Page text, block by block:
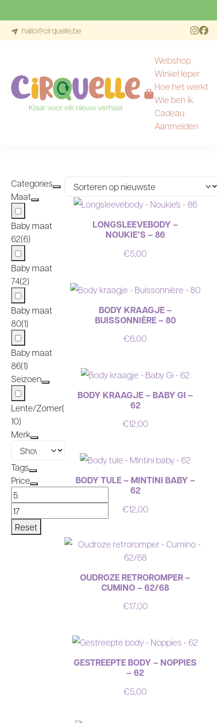
Ga naar de inhoud
hallo@cirquelle.be
Webshop
Winkel Ieper
Hoe het werkt
Wie ben ik
Cadeau
Aanmelden
BODY'S
Categories
Maat
Baby maat
62(6)
Baby maat
74(2)
Baby maat
80(1)
Baby maat
86(1)
Seizoen
Lente/Zomer(
10)
Merk
Tags
Price
Reset
LONGSLEEVEBODY –
NOUKIE’S – 86
€5,00
BODY KRAAGJE –
BUISSONNIÈRE – 80
€6,00
BODY KRAAGJE – BABY GI –
62
€12,00
BODY TULE – MINTINI BABY –
62
€12,00
OUDROZE RETROROMPER –
CUMINO – 62/68
€17,00
GESTREEPTE BODY – NOPPIES
– 62
€5,00